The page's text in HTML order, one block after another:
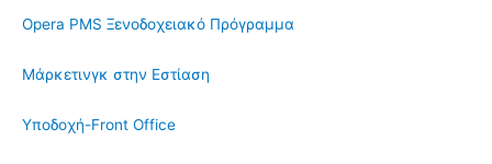
Opera PMS Ξενοδοχειακό Πρόγραμμα
Μάρκετινγκ στην Εστίαση
Υποδοχή-Front Office